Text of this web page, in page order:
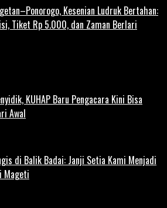
Kesenian Ludruk Bertahan:
Tiket Rp 5.000, dan Zaman Berlari
KUHAP Baru Pengacara Kini Bisa
Awal
di Balik Badai: Janji Setia Kami Menjadi
Mageti